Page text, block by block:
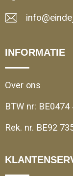
INFORMATIE
Over ons
BTW nr: BE0474
Rek. nr. BE92